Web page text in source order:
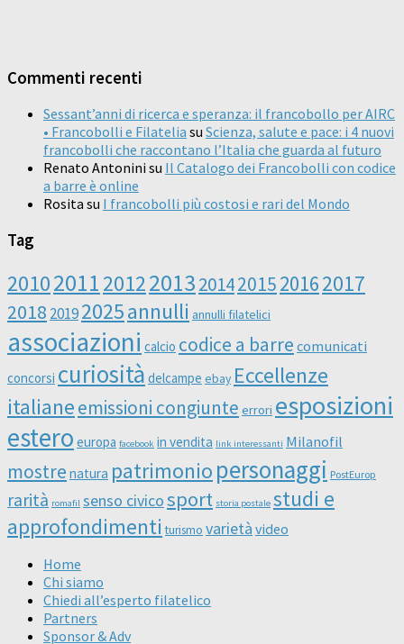
Commenti recenti
Sessant’anni di ricerca e speranza: il francobollo per AIRC
• Francobolli e Filatelia su Scienza, salute e pace: i 4 nuovi
francobolli che raccontano l’Italia che guarda al futuro
Renato Antonini su Il Catalogo dei Francobolli con codice
a barre è online
Rosita su I francobolli più costosi e rari del Mondo
Tag
20102011201220132014201520162017
2018 20192025annulli annulli filatelici
associazioni calcio codice a barre comunicati
concorsi curiosità delcampe ebay Eccellenze
italianeemissioni congiunte errori esposizioni
estero europa facebook in vendita link interessanti Milanofil
mostre natura patrimonio personaggi PostEurop
rarità romafil senso civicosport storia postale studi e
approfondimenti turismo varietà video
Home
Chi siamo
Chiedi all’esperto filatelico
Partners
Sponsor & Adv